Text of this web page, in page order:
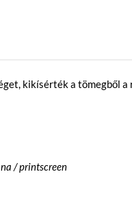
kikísérték a tömegből
/ printscreen